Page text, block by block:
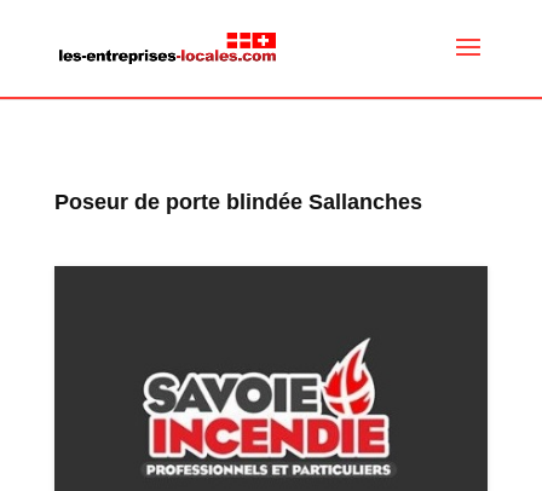
Poseur de porte blindée Sallanches